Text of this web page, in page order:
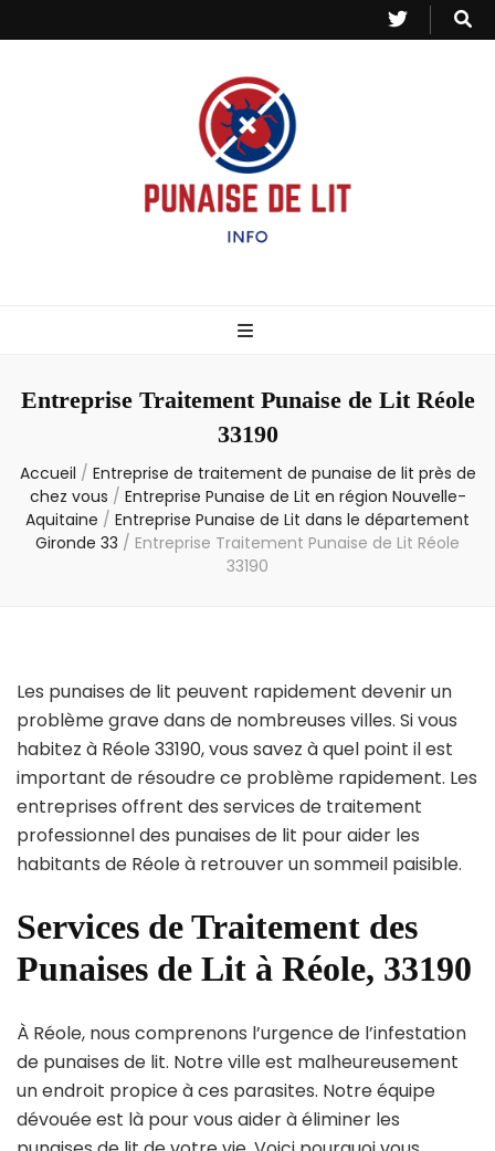
– Info
Entreprise Traitement Punaise de Lit Réole
33190
Accueil / Entreprise de traitement de punaise de lit près de
chez vous / Entreprise Punaise de Lit en région Nouvelle-
Aquitaine / Entreprise Punaise de Lit dans le département
Gironde 33 / Entreprise Traitement Punaise de Lit Réole
33190
Les punaises de lit peuvent rapidement devenir un
problème grave dans de nombreuses villes. Si vous
habitez à Réole 33190, vous savez à quel point il est
important de résoudre ce problème rapidement. Les
entreprises offrent des services de traitement
professionnel des punaises de lit pour aider les
habitants de Réole à retrouver un sommeil paisible.
Services de Traitement des
Punaises de Lit à Réole, 33190
À Réole, nous comprenons l’urgence de l’infestation
de punaises de lit. Notre ville est malheureusement
un endroit propice à ces parasites. Notre équipe
dévouée est là pour vous aider à éliminer les